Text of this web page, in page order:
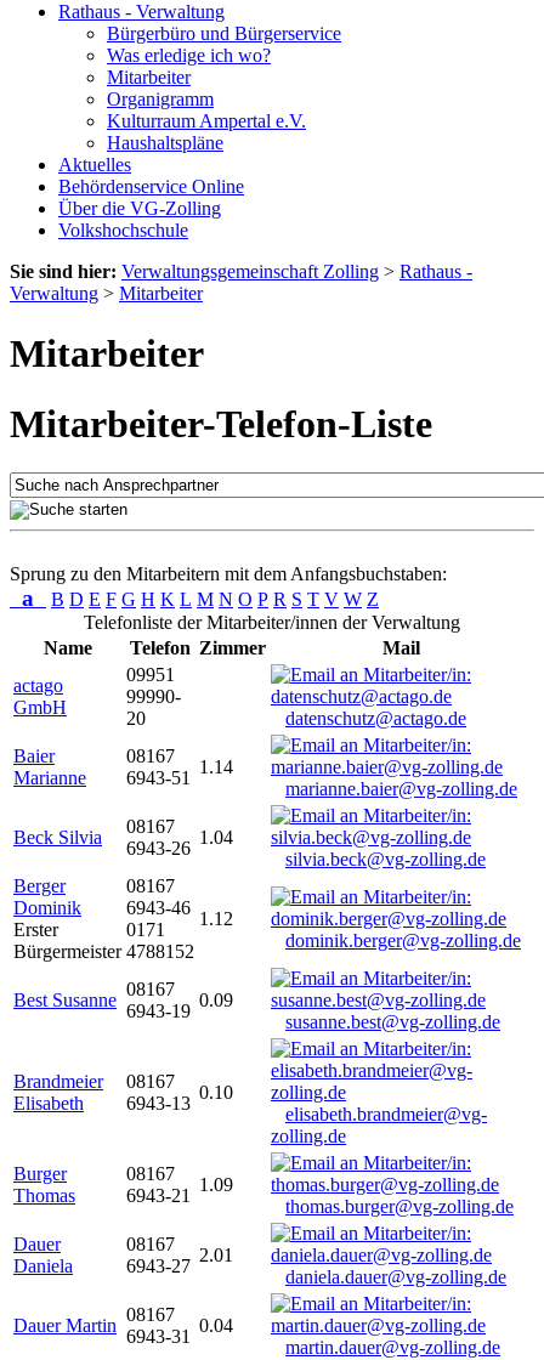
Rathaus - Verwaltung
Bürgerbüro und Bürgerservice
Was erledige ich wo?
Mitarbeiter
Organigramm
Kulturraum Ampertal e.V.
Haushaltspläne
Aktuelles
Behördenservice Online
Über die VG-Zolling
Volkshochschule
Sie sind hier: Verwaltungsgemeinschaft Zolling > Rathaus -
Verwaltung > Mitarbeiter
Mitarbeiter
Mitarbeiter-Telefon-Liste
Sprung zu den Mitarbeitern mit dem Anfangsbuchstaben:
a B D E F G H K L M N O P R S T V W Z
Telefonliste der Mitarbeiter/innen der Verwaltung
Name
Telefon Zimmer
Mail
actago
GmbH
09951
99990-
20
datenschutz@actago.de
Baier
Marianne
08167
6943-51
1.14
marianne.baier@vg-zolling.de
Beck Silvia
08167
6943-26
1.04
silvia.beck@vg-zolling.de
Berger
Dominik
Erster
Bürgermeister
08167
6943-46
0171
4788152
1.12
dominik.berger@vg-zolling.de
Best Susanne
08167
6943-19
0.09
susanne.best@vg-zolling.de
Brandmeier
Elisabeth
08167
6943-13
0.10
elisabeth.brandmeier@vg-
zolling.de
Burger
Thomas
08167
6943-21
1.09
thomas.burger@vg-zolling.de
Dauer
Daniela
08167
6943-27
2.01
daniela.dauer@vg-zolling.de
Dauer Martin
08167
6943-31
0.04
martin.dauer@vg-zolling.de